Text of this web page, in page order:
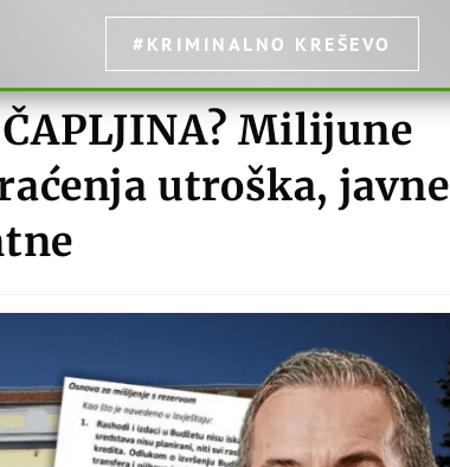
#KRIMINALNO KREŠEVO
ČAPLJINA? Milijune
utroška, javne